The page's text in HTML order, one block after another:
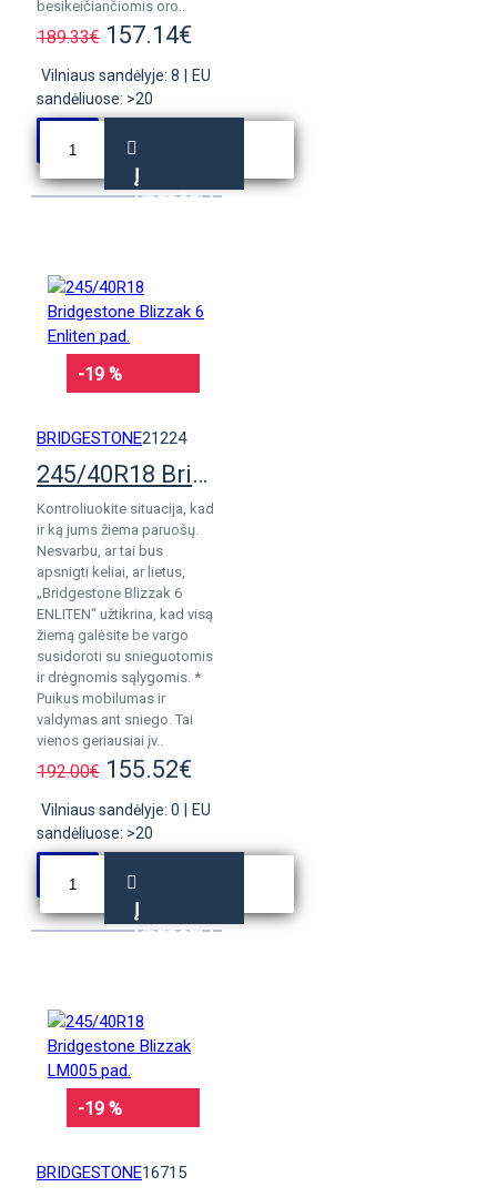
besikeičiančiomis oro..
189.33€ 157.14€
Vilniaus sandėlyje: 8
EU
sandėliuose: >20
Į
KREPŠELĮ
-19 %
BRIDGESTONE21224
245/40R18 Bridgestone Blizzak 6 Enliten pad.
Kontroliuokite situacija, kad
ir ką jums žiema paruošų.
Nesvarbu, ar tai bus
apsnigti keliai, ar lietus,
„Bridgestone Blizzak 6
ENLITEN“ užtikrina, kad visą
žiemą galėsite be vargo
susidoroti su snieguotomis
ir drėgnomis sąlygomis. *
Puikus mobilumas ir
valdymas ant sniego. Tai
vienos geriausiai įv..
192.00€ 155.52€
Vilniaus sandėlyje: 0
EU
sandėliuose: >20
Į
KREPŠELĮ
-19 %
BRIDGESTONE16715